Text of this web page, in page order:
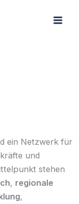
ein Netzwerk für
und
stehen
, regionale
,